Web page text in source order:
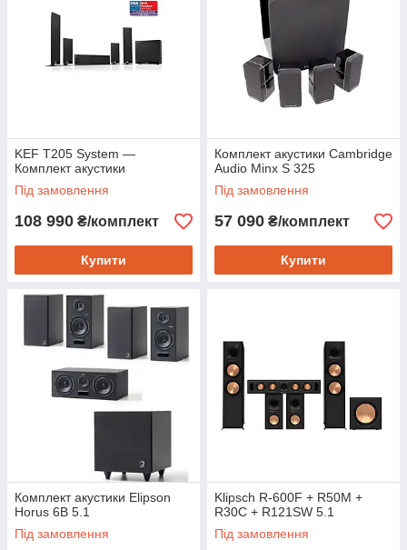
KEF T205 System —
Комплект акустики
Під замовлення
108 990 ₴/комплект
Купити
Комплект акустики Cambridge
Audio Minx S 325
Під замовлення
57 090 ₴/комплект
Купити
Комплект акустики Elipson
Horus 6B 5.1
Під замовлення
Klipsch R-600F + R50M +
R30C + R121SW 5.1
Під замовлення